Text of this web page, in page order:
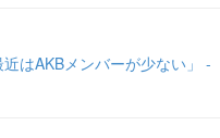
はAKBメンバーが少ない」 -